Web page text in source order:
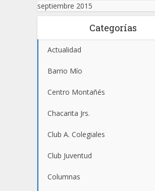
septiembre 2015
Categorías
Actualidad
Barrio Mío
Centro Montañés
Chacarita Jrs.
Club A. Colegiales
Club Juventud
Columnas